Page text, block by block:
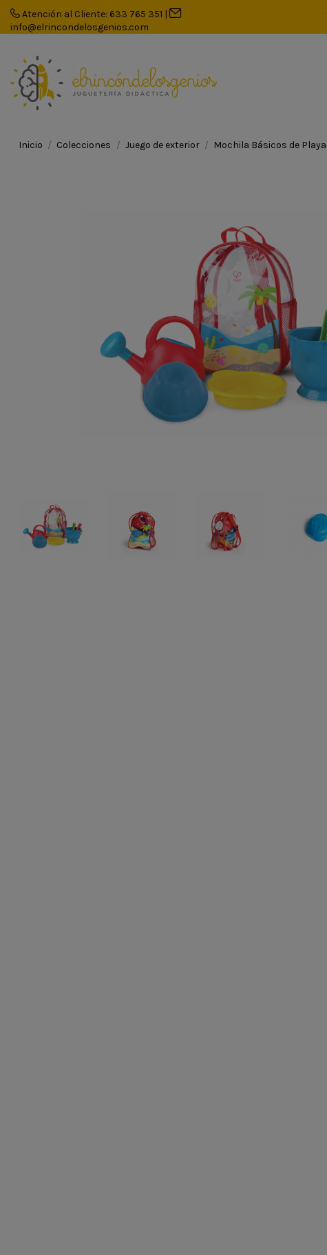
Atención al Cliente: 633 765 351 |
info@elrincondelosgenios.com
Inicio Colecciones Juego de exterior Mochila Básicos de Playa